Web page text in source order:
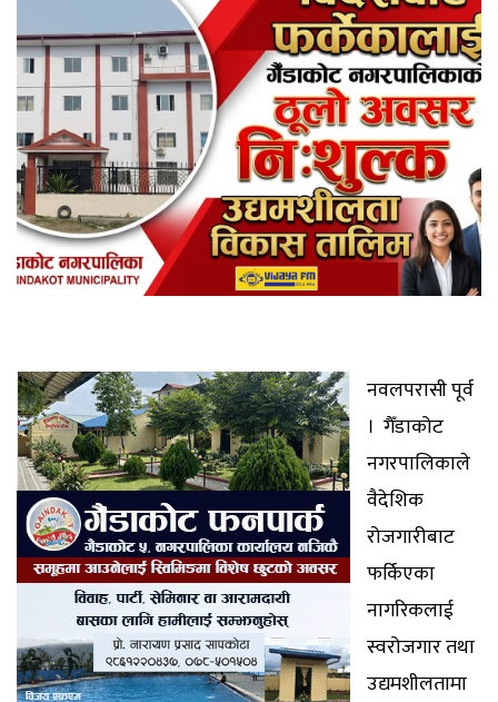
नवलपरासी पूर्व
। गैँडाकोट
नगरपालिकाले
वैदेशिक
रोजगारीबाट
फर्किएका
नागरिकलाई
स्वरोजगार तथा
उद्यमशीलतामा